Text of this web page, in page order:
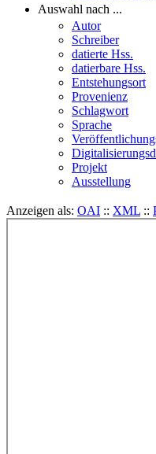
Auswahl nach ...
Autor
Schreiber
datierte Hss.
datierbare Hss.
Entstehungsort
Provenienz
Schlagwort
Sprache
Projekt
Ausstellung
Anzeigen als: OAI :: XML ::